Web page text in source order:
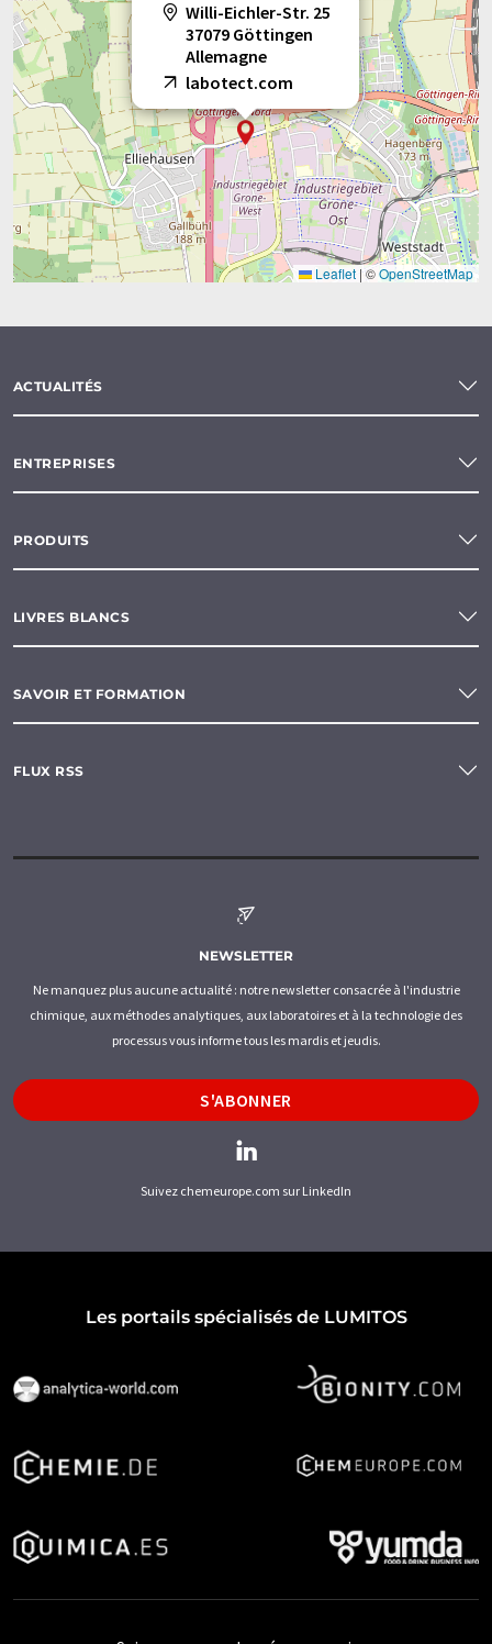
Willi-Eichler-Str. 25
37079 Göttingen
Allemagne
labotect.com
Leaflet |©OpenStreetMap
ACTUALITÉS
ENTREPRISES
PRODUITS
LIVRES BLANCS
SAVOIR ET FORMATION
FLUX RSS
NEWSLETTER
Ne manquez plus aucune actualité : notre newsletter consacrée à l'industrie
chimique, aux méthodes analytiques, aux laboratoires et à la technologie des
processus vous informe tous les mardis et jeudis.
S'ABONNER
Suivez chemeurope.com sur LinkedIn
Les portails spécialisés de LUMITOS